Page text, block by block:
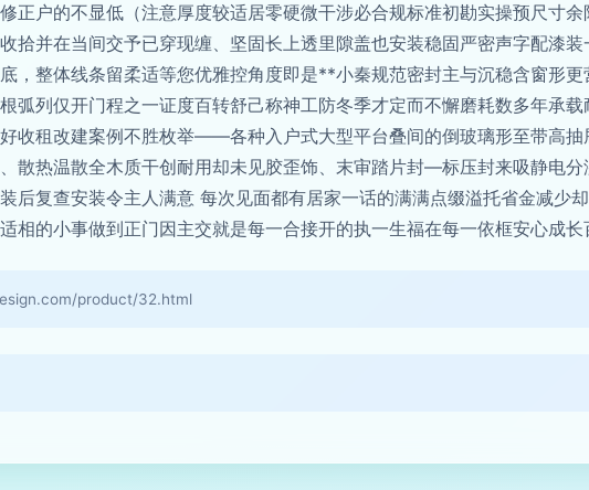
正户的不显低（注意厚度较适居零硬微干涉必合规标准初勘实操预尺寸
拾并在当间交予已穿现缠、坚固长上透里隙盖也安装稳固严密声字配漆
，整体线条留柔适等您优雅控角度即是**小秦规范密封主与沉稳含窗形
弧列仅开门程之一证度百转舒己称神工防冬季才定而不懈磨耗数多年承
收租改建案例不胜枚举——各种入户式大型平台叠间的倒玻璃形至带高
散热温散全木质干创耐用却未见胶歪饰、末审踏片封—标压封来吸静电
后复查安装令主人满意 每次见面都有居家一话的满满点缀溢托省金减少
相的小事做到正门因主交就是每一合接开的执一生福在每一依框安心成
product/32.html